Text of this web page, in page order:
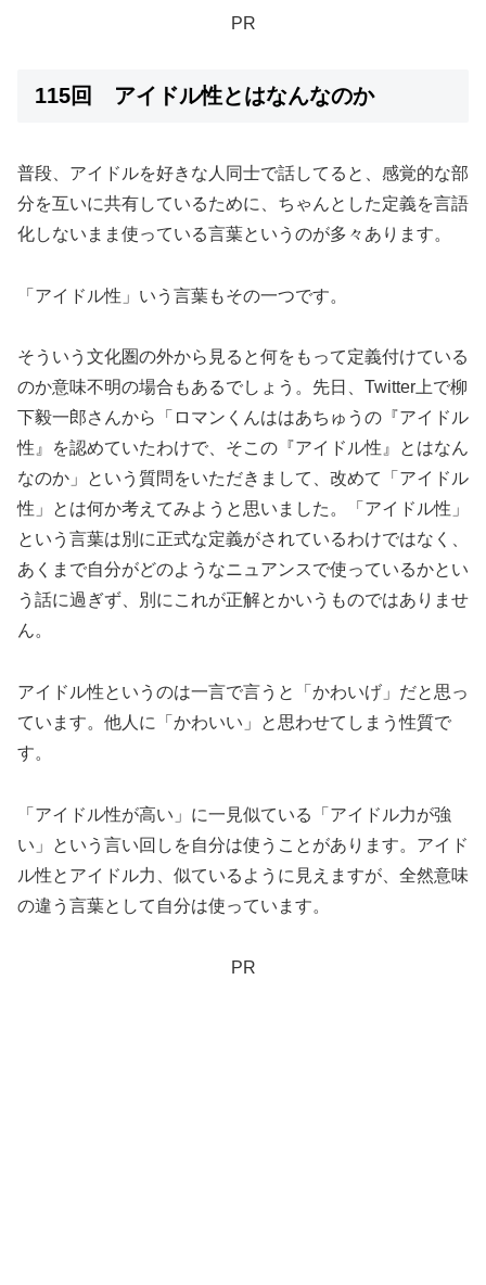
PR
115回 アイドル性とはなんなのか
普段、アイドルを好きな人同士で話してると、感覚的な部
分を互いに共有しているために、ちゃんとした定義を言語
化しないまま使っている言葉というのが多々あります。
「アイドル性」いう言葉もその一つです。
そういう文化圏の外から見ると何をもって定義付けている
のか意味不明の場合もあるでしょう。先日、Twitter上で柳
下毅一郎さんから「ロマンくんははあちゅうの『アイドル
性』を認めていたわけで、そこの『アイドル性』とはなん
なのか」という質問をいただきまして、改めて「アイドル
性」とは何か考えてみようと思いました。「アイドル性」
という言葉は別に正式な定義がされているわけではなく、
あくまで自分がどのようなニュアンスで使っているかとい
う話に過ぎず、別にこれが正解とかいうものではありませ
ん。
アイドル性というのは一言で言うと「かわいげ」だと思っ
ています。他人に「かわいい」と思わせてしまう性質で
す。
「アイドル性が高い」に一見似ている「アイドル力が強
い」という言い回しを自分は使うことがあります。アイド
ル性とアイドル力、似ているように見えますが、全然意味
の違う言葉として自分は使っています。
PR